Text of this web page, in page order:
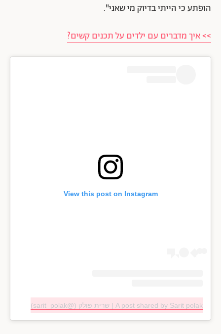
הופתע כי הייתי בדיוק מי שאני".
>> איך מדברים עם ילדים על תכנים קשים?
View this post on Instagram
A post shared by Sarit polak | שרית פולק (@sarit_polak)